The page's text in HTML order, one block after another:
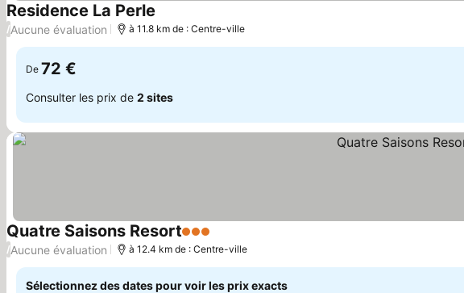
Residence La Perle
/Aucune évaluation à 11.8 km de : Centre-ville
De 72 €
Consulter les prix de 2 sites
Quatre Saisons Resort3 Étoiles
/Aucune évaluation à 12.4 km de : Centre-ville
Sélectionnez des dates pour voir les prix exacts